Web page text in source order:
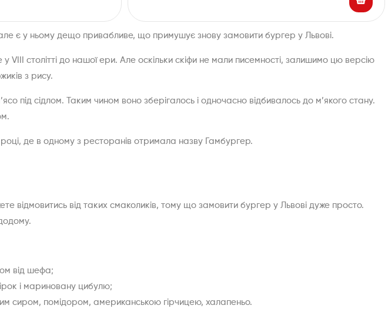
є у ньому дещо привабливе, що примушує знову замовити бургер у Львові.
столітті до нашої ери. Але оскільки скіфи не мали писемності, залишимо цю версію
з рису.
під сідлом. Таким чином воно зберігалось і одночасно відбивалось до м’якого стану.
де в одному з ресторанів отримала назву Гамбургер.
відмовитись від таких смаколиків, тому що замовити бургер у Львові дуже просто.
від шефа;
і мариновану цибулю;
сиром, помідором, американською гірчицею, халапеньо.